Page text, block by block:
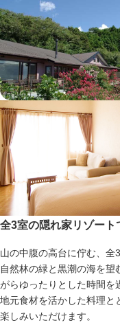
全3室の隠れ家リゾート
山の中腹の高台に佇む、全
自然林の緑と黒潮の海を
がらゆったりとした時間を
地元食材を活かした料理と
楽しみいただけます。